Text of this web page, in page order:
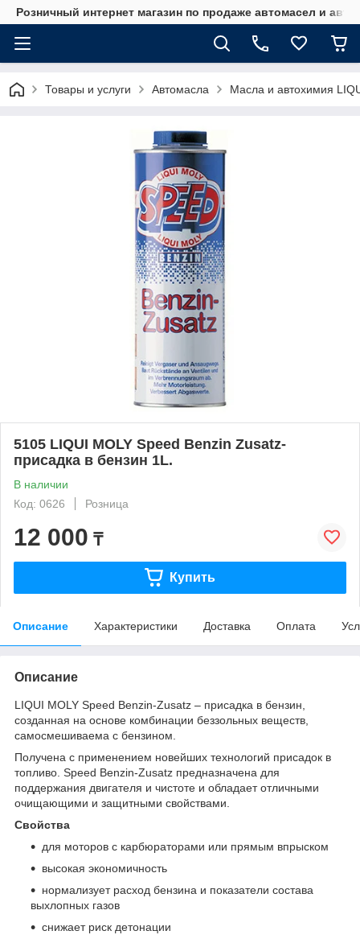
Розничный интернет магазин по продаже автомасел и
Товары и услуги Автомасла Масла и автохимия
5105 LIQUI MOLY Speed Benzin Zusatz-
присадка в бензин 1L.
В наличии
Код: 0626
Розница
12 000 ₸
Купить
Описание Характеристики Доставка Оплата
Описание
LIQUI MOLY Speed Benzin-Zusatz – присадка в бензин,
созданная на основе комбинации беззольных веществ,
самосмешиваема с бензином.
Получена с применением новейших технологий присадок в
топливо. Speed Benzin-Zusatz предназначена для
поддержания двигателя и чистоте и обладает отличными
очищающими и защитными свойствами.
Свойства
для моторов с карбюраторами или прямым впрыском
высокая экономичность
нормализует расход бензина и показатели состава
выхлопных газов
снижает риск детонации